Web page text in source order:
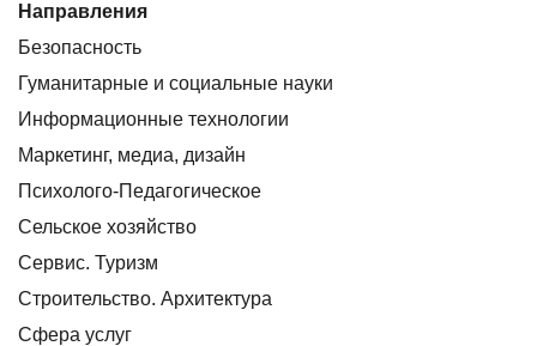
Направления
Безопасность
Гуманитарные и социальные науки
Информационные технологии
Маркетинг, медиа, дизайн
Психолого-Педагогическое
Сельское хозяйство
Сервис. Туризм
Строительство. Архитектура
Сфера услуг